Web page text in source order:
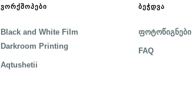
ᲕᲝᲠᲥᲨᲝᲞᲔᲑᲘ
Black and White Film
Darkroom Printing
Aqtushetii
ᲑᲔᲭᲓᲕᲐ
ფოტოწიგნები
FAQ